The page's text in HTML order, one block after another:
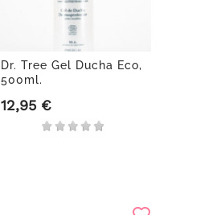
Dr. Tree Gel Ducha Eco,
500ml.
Precio
12,95 €